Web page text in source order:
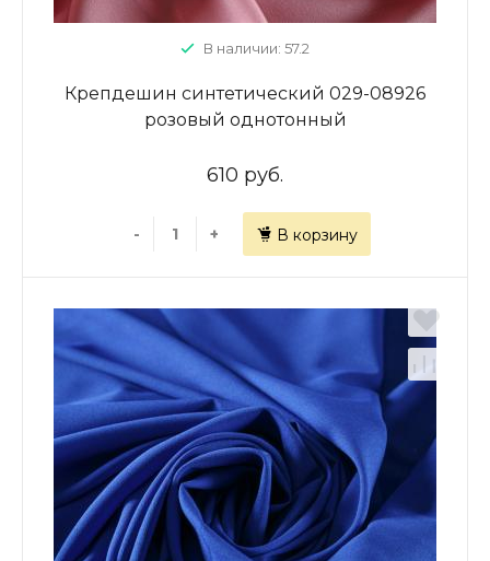
В наличии: 57.2
Крепдешин синтетический 029-08926
розовый однотонный
610 руб.
- + В корзину